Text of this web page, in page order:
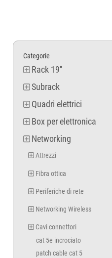
Categorie
Rack 19''
Subrack
Quadri elettrici
Box per elettronica
Networking
Attrezzi
Fibra ottica
Periferiche di rete
Networking Wireless
Cavi connettori
cat 5e incrociato
patch cable cat 5